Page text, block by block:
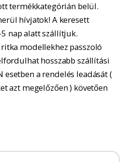
termékkategórián belül.
hívjatok! A keresett
nap alatt szállítjuk.
modellekhez passzoló
hosszabb szállítási
a rendelés leadását (
azt megelőzően ) követően